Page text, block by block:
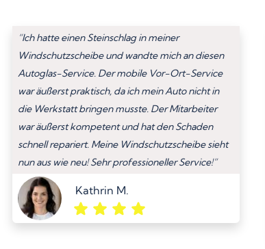
“Ich hatte einen Steinschlag in meiner
Windschutzscheibe und wandte mich an diesen
Autoglas-Service. Der mobile Vor-Ort-Service
war äußerst praktisch, da ich mein Auto nicht in
die Werkstatt bringen musste. Der Mitarbeiter
war äußerst kompetent und hat den Schaden
schnell repariert. Meine Windschutzscheibe sieht
nun aus wie neu! Sehr professioneller Service!”
Kathrin M.